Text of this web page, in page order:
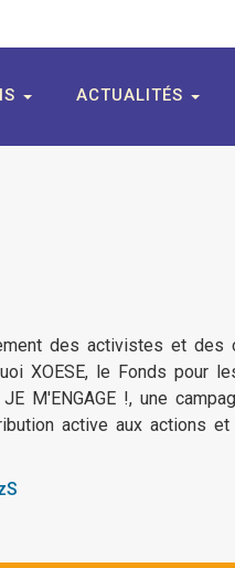
ACTUALITÉS
des activistes et des
XOESE, le Fonds pour
M'ENGAGE !, une
active aux actions